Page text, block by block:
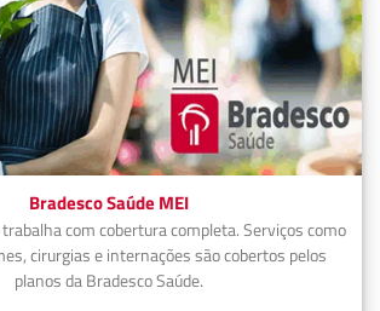
Bradesco Saúde MEI
com cobertura completa. Serviços como
cirurgias e internações são cobertos pelos
planos da Bradesco Saúde.